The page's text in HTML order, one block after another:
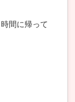
間に帰って